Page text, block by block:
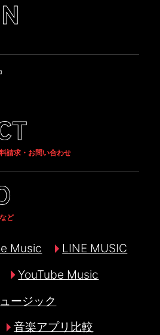
請求・お問い合わせ
ど
Music
LINE MUSIC
YouTube Music
ージック
音楽アプリ比較